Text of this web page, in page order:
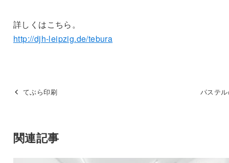
詳しくはこちら。
http://djh-leipzig.de/tebura
てぶら印刷 パステ
関連記事